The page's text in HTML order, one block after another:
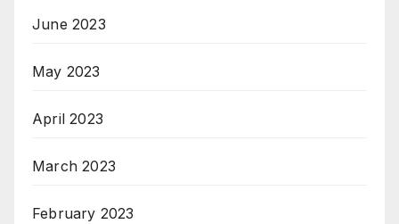
June 2023
May 2023
April 2023
March 2023
February 2023